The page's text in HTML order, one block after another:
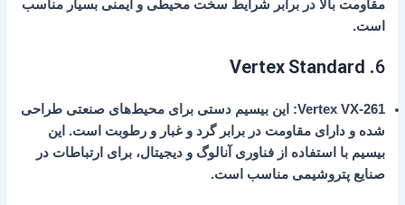
مقاومت بالا در برابر شرایط سخت محیطی و ایمنی بسیار مناسب
است.
6.
Vertex Standard
Vertex VX-261: این بیسیم دستی برای محیط‌های صنعتی طراحی
شده و دارای مقاومت در برابر گرد و غبار و رطوبت است. این
بیسیم با استفاده از فناوری آنالوگ و دیجیتال، برای ارتباطات در
صنایع پتروشیمی مناسب است.